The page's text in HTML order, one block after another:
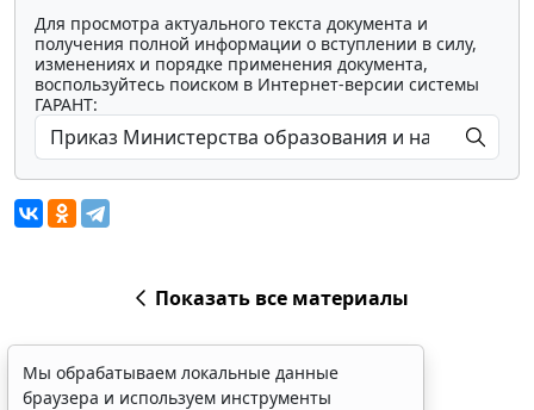
Для просмотра актуального текста документа и
получения полной информации о вступлении в силу,
изменениях и порядке применения документа,
воспользуйтесь поиском в Интернет-версии системы
ГАРАНТ:
Показать все материалы
Мы обрабатываем локальные данные
браузера и используем инструменты